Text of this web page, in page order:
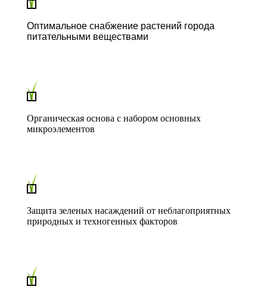
Оптимальное снабжение растений города
питательными веществами
Органическая основа с набором основных
микроэлементов
Защита зеленых насаждений от неблагоприятных
природных и техногенных факторов